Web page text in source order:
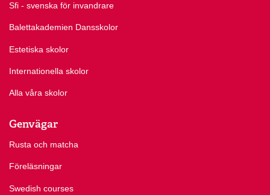
Sfi - svenska för invandrare
Balettakademien Dansskolor
Estetiska skolor
Internationella skolor
Alla våra skolor
Genvägar
Rusta och matcha
Föreläsningar
Swedish courses